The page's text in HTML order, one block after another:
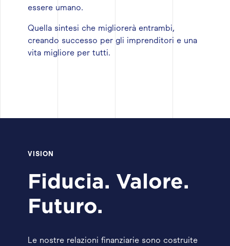
essere umano.
Quella sintesi che migliorerà entrambi,
creando successo per gli imprenditori e una
vita migliore per tutti.
VISION
Fiducia. Valore.
Futuro.
Le nostre relazioni finanziarie sono costruite